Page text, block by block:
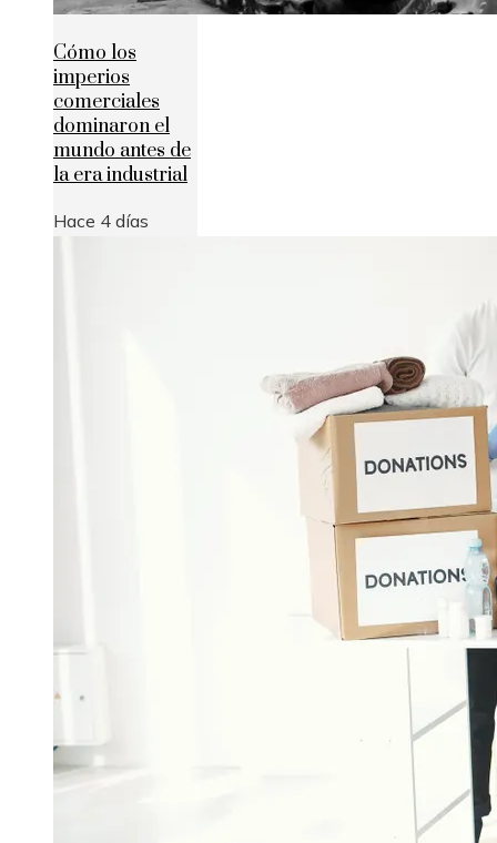
Cómo los
imperios
comerciales
dominaron el
mundo antes de
la era industrial
Hace 4 días